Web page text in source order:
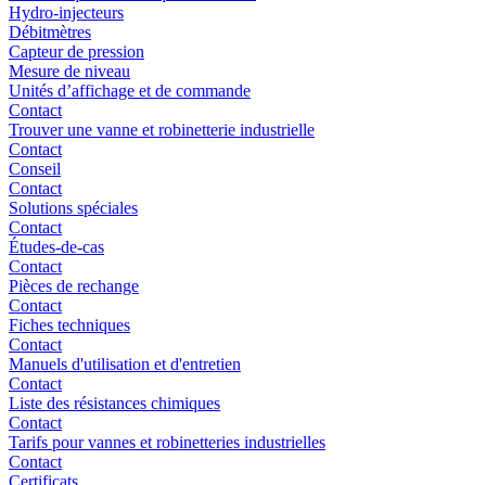
Hydro-injecteurs
Débitmètres
Capteur de pression
Mesure de niveau
Unités d’affichage et de commande
Contact
Trouver une vanne et robinetterie industrielle
Contact
Conseil
Contact
Solutions spéciales
Contact
Études-de-cas
Contact
Pièces de rechange
Contact
Fiches techniques
Contact
Manuels d'utilisation et d'entretien
Contact
Liste des résistances chimiques
Contact
Tarifs pour vannes et robinetteries industrielles
Contact